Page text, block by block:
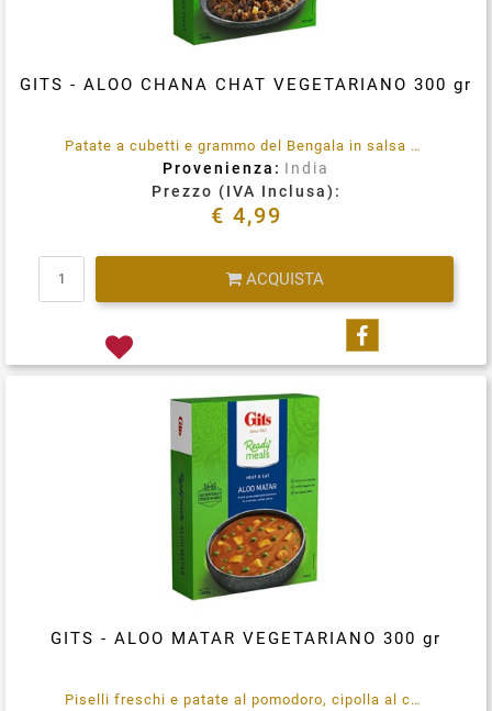
GITS - ALOO CHANA CHAT VEGETARIANO 300 gr
Patate a cubetti e grammo del Bengala in salsa piccante. Senza conservanti aggiunti. 100% vegetariano. Immergere la busta integra in acqua bollente per 3-5 minuti, rimuovere, tagliare, aprire e servire.
Provenienza: India
Prezzo (IVA Inclusa):
€ 4,99
ACQUISTA
Condividi su
GITS - ALOO MATAR VEGETARIANO 300 gr
Piselli freschi e patate al pomodoro, cipolla al curry. Senza conservanti, colore o sapore artificiale aggiunti. 100% vegetariano. Immergere la busta integra in acqua bollente per 3-5 minuti, rimuovere, tagliare, aprire e servire.